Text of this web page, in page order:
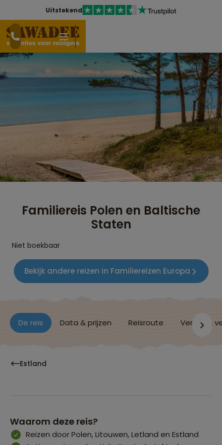
Uitstekend
Familiereis Polen en Baltische
Staten
Niet boekbaar
Bekijk andere reizen in Familiereizen Europa
De reis Data & prijzen Reisroute Verblijf &
Estland
Waarom deze reis?
Reizen door Polen, Litouwen, Letland en Estland